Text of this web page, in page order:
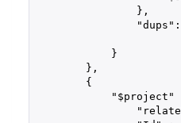
},
"dups":
}
},
{
"$project"
"relateId" :